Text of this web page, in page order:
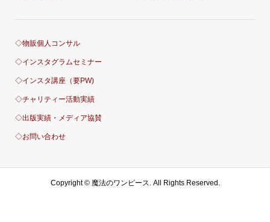
◇物販個人コンサル
◇インスタグラムセミナー
◇インスタ講座（要PW)
◇チャリティー活動実績
◇出版実績・メディア協賛
◇お問い合わせ
Copyright ©魔法のワンピース. All Rights Reserved.